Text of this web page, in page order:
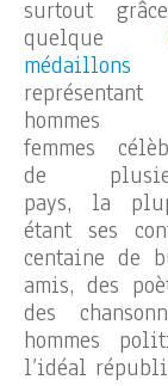
surtout
quelque
médaillons
femmes
de
pays, la
étant ses
centaine de
amis, des
des
hommes
l’idéal